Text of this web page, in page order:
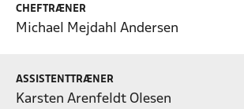
CHEFTRÆNER
Michael Mejdahl Andersen
ASSISTENTTRÆNER
Karsten Arenfeldt Olesen